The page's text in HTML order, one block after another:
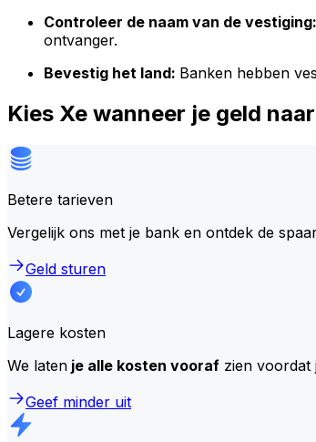
Controleer de naam van de vestiging:
ontvanger.
Bevestig het land: Banken hebben
Kies Xe wanneer je geld
Betere tarieven
Vergelijk ons met je bank en ontdek de
Geld sturen
Lagere kosten
We laten je alle kosten vooraf zien voordat
Geef minder uit